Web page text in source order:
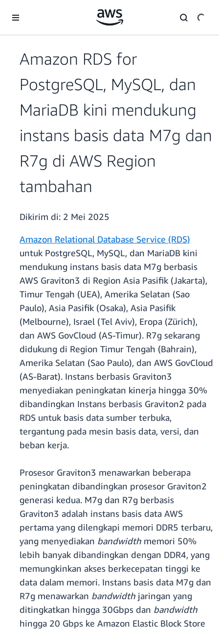
Amazon RDS for
PostgreSQL, MySQL, dan
MariaDB kini mendukung
instans basis data M7g dan
R7g di AWS Region
tambahan
Dikirim di: 2 Mei 2025
Amazon Relational Database Service (RDS)
untuk PostgreSQL, MySQL, dan MariaDB kini
mendukung instans basis data M7g berbasis
AWS Graviton3 di Region Asia Pasifik (Jakarta),
Timur Tengah (UEA), Amerika Selatan (Sao
Paulo), Asia Pasifik (Osaka), Asia Pasifik
(Melbourne), Israel (Tel Aviv), Eropa (Zürich),
dan AWS GovCloud (AS-Timur). R7g sekarang
didukung di Region Timur Tengah (Bahrain),
Amerika Selatan (Sao Paulo), dan AWS GovCloud
(AS-Barat). Instans berbasis Graviton3
menyediakan peningkatan kinerja hingga 30%
dibandingkan Instans berbasis Graviton2 pada
RDS untuk basis data sumber terbuka,
tergantung pada mesin basis data, versi, dan
beban kerja.
Prosesor Graviton3 menawarkan beberapa
peningkatan dibandingkan prosesor Graviton2
generasi kedua. M7g dan R7g berbasis
Graviton3 adalah instans basis data AWS
pertama yang dilengkapi memori DDR5 terbaru,
yang menyediakan bandwidth memori 50%
lebih banyak dibandingkan dengan DDR4, yang
memungkinkan akses berkecepatan tinggi ke
data dalam memori. Instans basis data M7g dan
R7g menawarkan bandwidth jaringan yang
ditingkatkan hingga 30Gbps dan bandwidth
hingga 20 Gbps ke Amazon Elastic Block Store